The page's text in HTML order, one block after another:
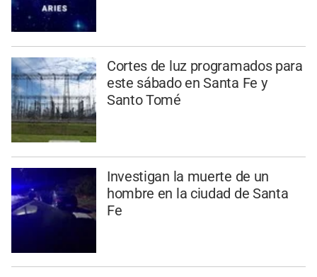
Cortes de luz programados para
este sábado en Santa Fe y
Santo Tomé
Investigan la muerte de un
hombre en la ciudad de Santa
Fe